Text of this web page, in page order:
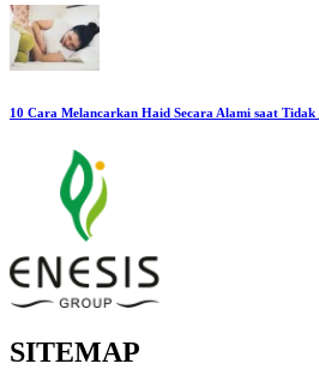
10 Cara Melancarkan Haid Secara Alami saat
SITEMAP